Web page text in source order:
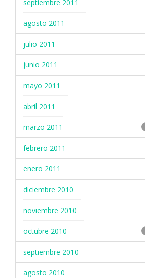
septiembre 2011
agosto 2011
julio 2011
junio 2011
mayo 2011
abril 2011
marzo 2011
febrero 2011
enero 2011
diciembre 2010
noviembre 2010
octubre 2010
septiembre 2010
agosto 2010